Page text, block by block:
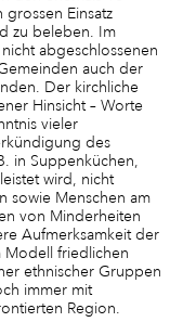
Einsatz
zu beleben. Im
abgeschlossenen
auch der
Der kirchliche
Hinsicht – Worte
vieler
des
in Suppenküchen,
wird, nicht
sowie Menschen am
von Minderheiten
Aufmerksamkeit der
Modell friedlichen
ethnischer Gruppen
immer mit
Region.